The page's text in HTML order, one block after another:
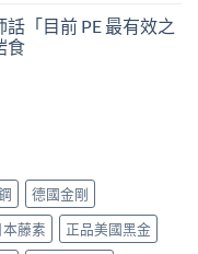
「目前 PE 最有效之
食
德國金剛
本藤素
正品美國黑金